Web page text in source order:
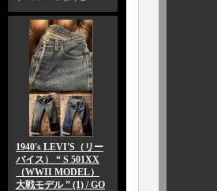
1940's LEVI'S（リー
バイス） “ S 501XX
（WWII MODEL）
大戦モデル ” (1) / GO